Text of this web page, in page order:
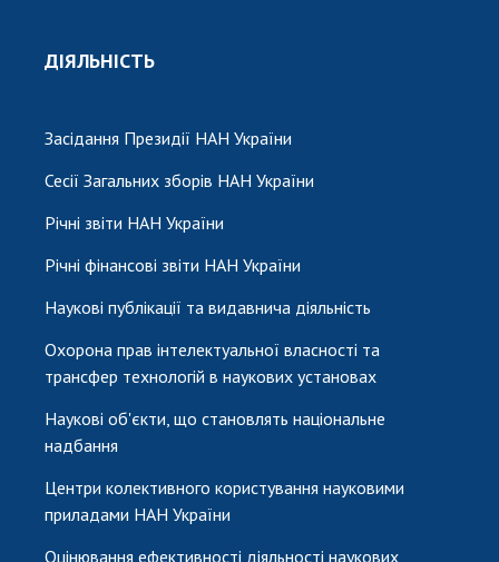
ДІЯЛЬНІСТЬ
Засідання Президії НАН України
Сесії Загальних зборів НАН України
Річні звіти НАН України
Річні фінансові звіти НАН України
Наукові публікації та видавнича діяльність
Охорона прав інтелектуальної власності та
трансфер технологій в наукових установах
Наукові об'єкти, що становлять національне
надбання
Центри колективного користування науковими
приладами НАН України
Оцінювання ефективності діяльності наукових